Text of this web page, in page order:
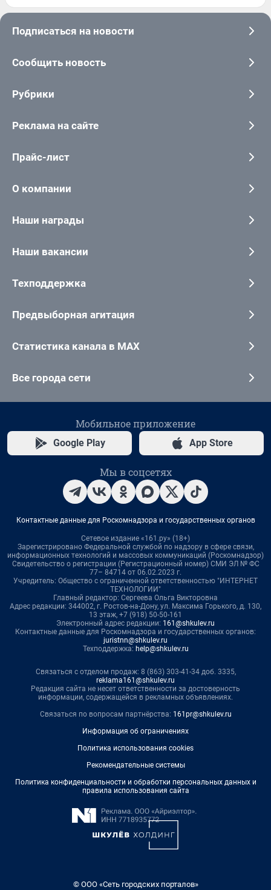
Подписаться на новости
Сообщить новость
Рубрики
Реклама на сайте
Прайс-лист
О компании
Наши награды
Наши вакансии
Техподдержка
Предвыборная агитация
Статистика канала в MAX
Все города сети
Мобильное приложение
Google Play App Store
Мы в соцсетях
Контактные данные для Роскомнадзора и государственных органов
Сетевое издание «161.ру» (18+)
Зарегистрировано Федеральной службой по надзору в сфере связи,
информационных технологий и массовых коммуникаций (Роскомнадзор)
Свидетельство о регистрации (Регистрационный номер) СМИ ЭЛ № ФС
77– 84714 от 06.02.2023 г.
Учредитель: Общество с ограниченной ответственностью "ИНТЕРНЕТ
ТЕХНОЛОГИИ"
Главный редактор: Сергеева Ольга Викторовна
Адрес редакции: 344002, г. Ростов-на-Дону, ул. Максима Горького, д. 130,
13 этаж, +7 (918) 50-50-161
Электронный адрес редакции: 161@shkulev.ru
Контактные данные для Роскомнадзора и государственных органов:
juristnn@shkulev.ru
Техподдержка: help@shkulev.ru
Связаться с отделом продаж: 8 (863) 303-41-34 доб. 3335,
reklama161@shkulev.ru
Редакция сайта не несет ответственности за достоверность
информации, содержащейся в рекламных объявлениях.
Связаться по вопросам партнёрства: 161pr@shkulev.ru
Информация об ограничениях
Политика использования cookies
Рекомендательные системы
Политика конфиденциальности и обработки персональных данных и
правила использования сайта
© ООО «Сеть городских порталов»